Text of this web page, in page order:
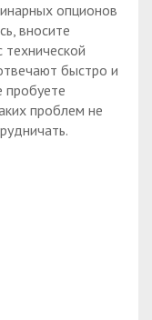
опционов
вносите
быстро и
проблем не